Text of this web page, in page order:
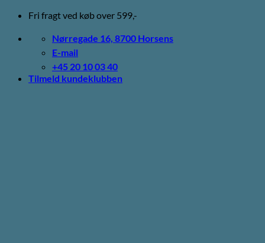
Fortsæt
indhold
Fri fragt ved køb over 599,-
Nørregade 16, 8700 Horsens
E-mail
+45 20 10 03 40
Tilmeld kundeklubben